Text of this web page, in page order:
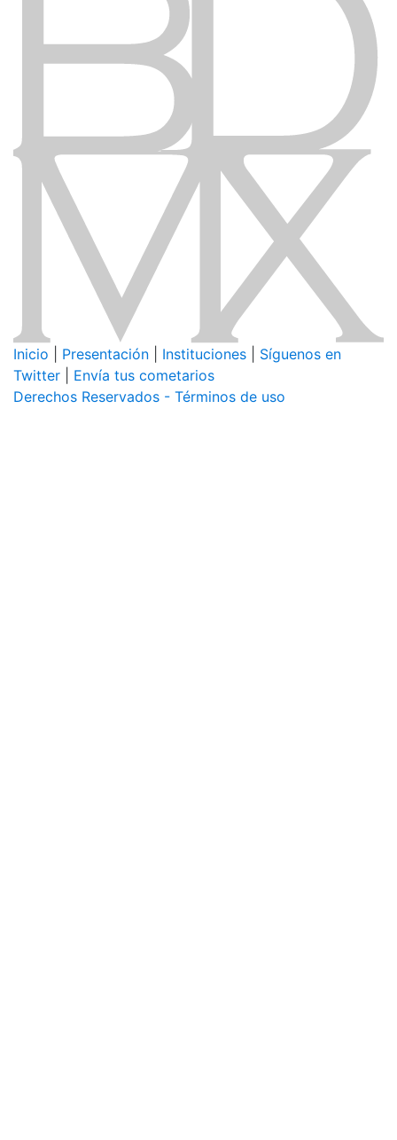
Inicio Presentación Instituciones
Síguenos en
Twitter
Envía tus cometarios
Derechos Reservados - Términos de uso